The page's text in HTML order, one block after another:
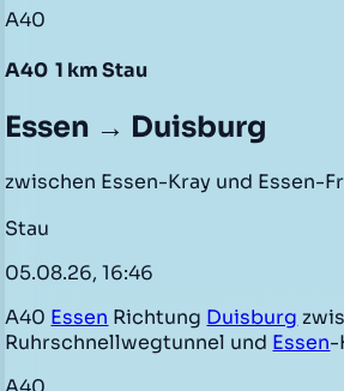
A40
A40 1 km Stau
Essen → Duisburg
zwischen Essen-Kray und Essen-
Stau
05.08.26, 16:46
A40 Essen Richtung Duisburg
Ruhrschnellwegtunnel und Essen-